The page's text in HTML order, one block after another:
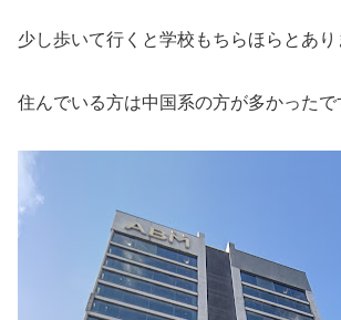
少し歩いて行くと学校もちらほらとあり
住んでいる方は中国系の方が多かったで